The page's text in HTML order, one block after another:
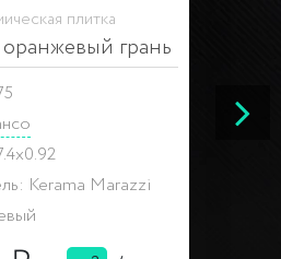
плитка
грань
Kerama Marazzi